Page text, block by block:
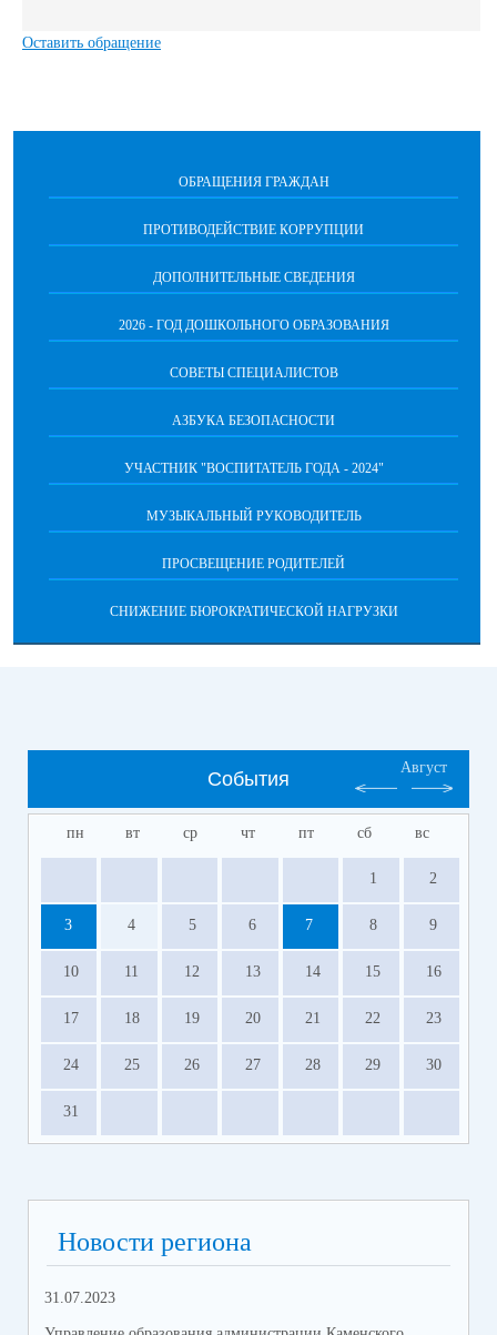
Оставить обращение
ОБРАЩЕНИЯ ГРАЖДАН
ПРОТИВОДЕЙСТВИЕ КОРРУПЦИИ
ДОПОЛНИТЕЛЬНЫЕ СВЕДЕНИЯ
2026 - ГОД ДОШКОЛЬНОГО ОБРАЗОВАНИЯ
СОВЕТЫ СПЕЦИАЛИСТОВ
АЗБУКА БЕЗОПАСНОСТИ
УЧАСТНИК "ВОСПИТАТЕЛЬ ГОДА - 2024"
МУЗЫКАЛЬНЫЙ РУКОВОДИТЕЛЬ
ПРОСВЕЩЕНИЕ РОДИТЕЛЕЙ
СНИЖЕНИЕ БЮРОКРАТИЧЕСКОЙ НАГРУЗКИ
События
Август
пн вт ср чт пт сб вс
1 2
3 4 5 6 7 8 9
10 11 12 13 14 15 16
17 18 19 20 21 22 23
24 25 26 27 28 29 30
31
Новости региона
31.07.2023